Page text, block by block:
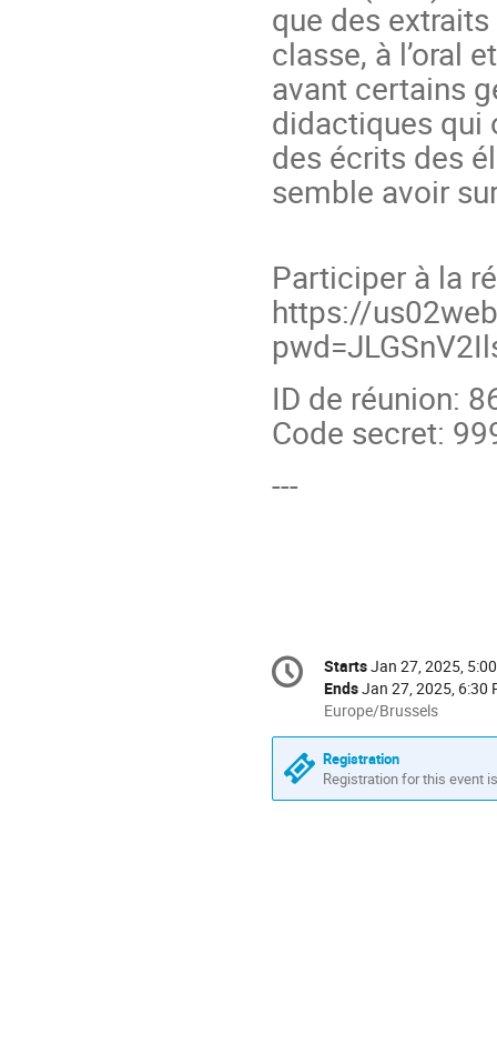
que des
classe, à l’oral
avant certains
didactiques qui
des écrits des
semble avoir
Participer à la
https://
ID de réunion:
Code secret:
---
Conference
information
Date/Time
StartsJan 27, 2025,
EndsJan 27, 2025, 6:30
All
times
are
in
Europe/Brussels
Europe/Brussels
Registration
Registration for this event